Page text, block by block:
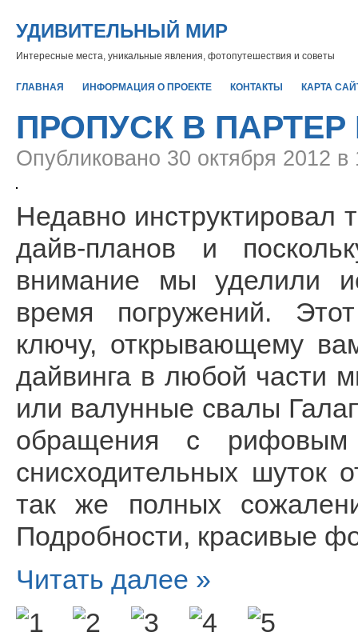
УДИВИТЕЛЬНЫЙ МИР
Интересные места, уникальные явления, фотопутешествия и советы
ГЛАВНАЯ ИНФОРМАЦИЯ О ПРОЕКТЕ КОНТАКТЫ КАРТА
ПРОПУСК В
Опубликовано 30 октября 2012
Недавно инструктировал
дайв-планов и
внимание мы уделили
время погружений.
ключу, открывающему
дайвинга в любой части
или валунные свалы
обращения с
снисходительных шуток
так же полных
Подробности, красивые
Читать далее »